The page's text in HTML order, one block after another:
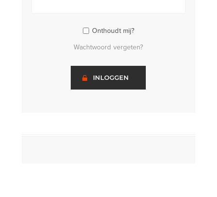
Onthoudt mij?
Wachtwoord vergeten?
INLOGGEN